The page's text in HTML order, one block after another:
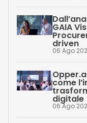
GAIA
driven
06 Ago
come
digitale
06 Ago